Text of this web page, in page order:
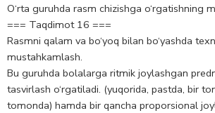
O‘rta guruhda rasm chizishga o‘rgatishning
=== Taqdimot 16 ===
Rasmni qalam va bo‘yoq bilan bo‘yashda
mustahkamlash.
Bu guruhda bolalarga ritmik joylashgan
tasvirlash o‘rgatiladi. (yuqorida, pastda, bir
tomonda) hamda bir qancha proporsional